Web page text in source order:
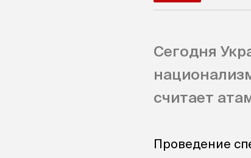
Сегодня
считает
Проведение